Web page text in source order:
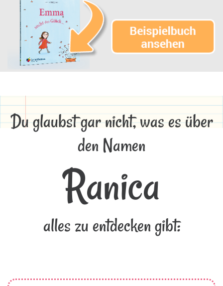
Du glaubst gar nicht, was es über
den Namen
Ranica
alles zu entdecken gibt: